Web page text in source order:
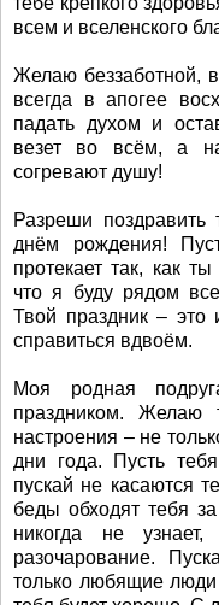
всем и вселенского
Желаю беззаботной,
всегда в апогее
падать духом и
везет во всём, а
согревают душу!
Разреши
днём рождения!
протекает так, как
что я буду рядом
Твой праздник – это
справиться вдвоём.
Моя родная
праздником. Желаю
настроения – не
дни года. Пусть
пускай не касаются
беды обходят тебя
никогда не
разочарование.
только любящие